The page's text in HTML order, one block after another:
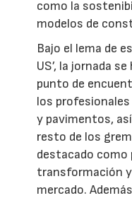
como la
modelos de
Bajo el lema de
US’, la jornada
punto de
los
y pavimentos,
resto de los
destacado como
transformación
mercado.